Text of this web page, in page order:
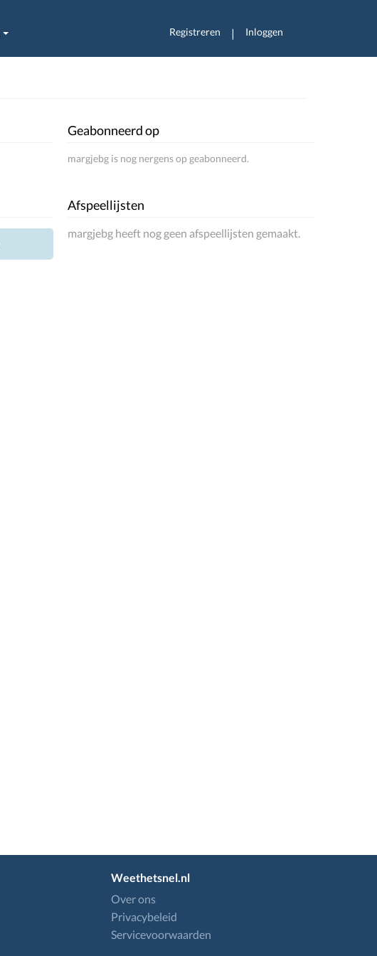
Registreren | Inloggen
Geabonneerd op
margjebg is nog nergens op geabonneerd.
Afspeellijsten
margjebg heeft nog geen afspeellijsten gemaakt.
Weethetsnel.nl
Over ons
Privacybeleid
Servicevoorwaarden